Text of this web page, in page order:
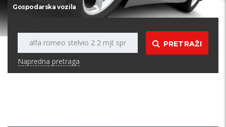
Gospodarska vozila
PRETRAŽI
Napredna pretraga